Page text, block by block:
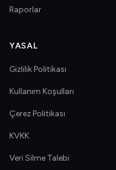
Raporlar
YASAL
Gizlilik Politikası
Kullanım Koşulları
Çerez Politikası
KVKK
Veri Silme Talebi